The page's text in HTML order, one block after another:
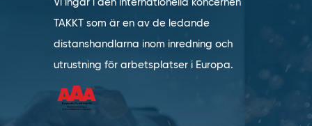
TAKKT som är en av de ledande
distanshandlarna inom inredning och
utrustning för arbetsplatser i Europa.